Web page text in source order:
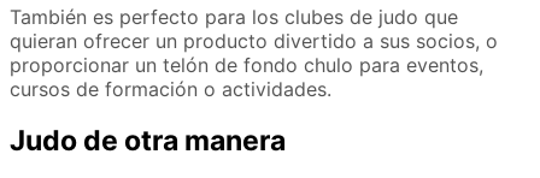
También es perfecto para los clubes de judo que
quieran ofrecer un producto divertido a sus socios, o
proporcionar un telón de fondo chulo para eventos,
cursos de formación o actividades.
Judo de otra manera